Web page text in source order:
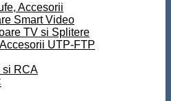
Accesorii
Smart Video
TV si Splitere
UTP-FTP
si RCA